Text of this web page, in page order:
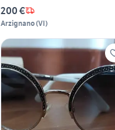
200 €
Arzignano(VI)